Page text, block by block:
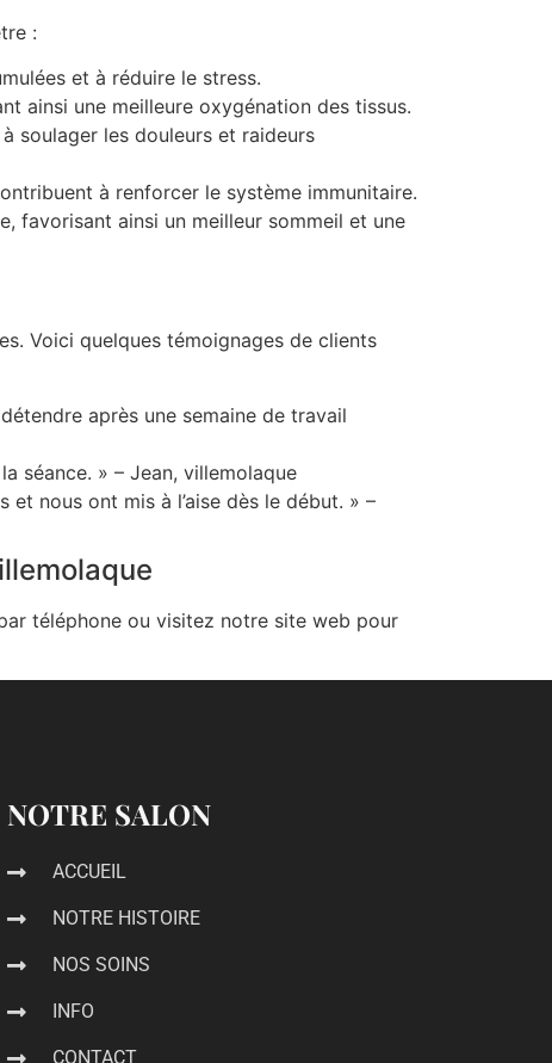
:
et à réduire le stress.
ainsi une meilleure oxygénation des tissus.
soulager les douleurs et raideurs
à renforcer le système immunitaire.
favorisant ainsi un meilleur sommeil et une
Voici quelques témoignages de clients
après une semaine de travail
séance. » – Jean, villemolaque
nous ont mis à l’aise dès le début. » –
téléphone ou visitez notre site web pour
NOTRE SALON
ACCUEIL
NOTRE HISTOIRE
NOS SOINS
INFO
CONTACT